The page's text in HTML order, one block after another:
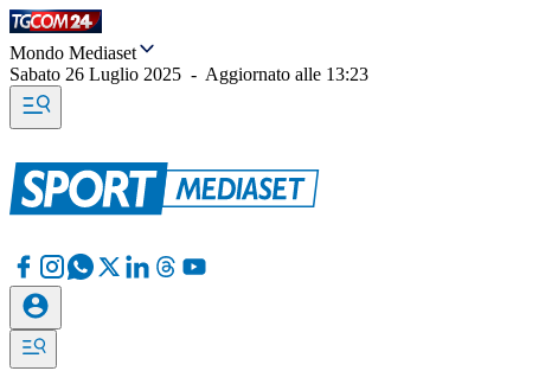
Mondo Mediaset
Sabato 26 Luglio 2025 - Aggiornato alle 13:23